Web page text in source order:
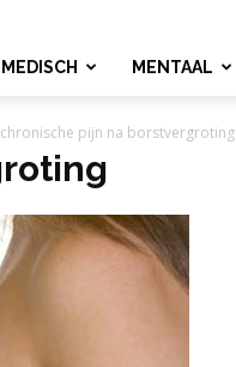
MEDISCH MENTAAL
pijn na borstvergroting